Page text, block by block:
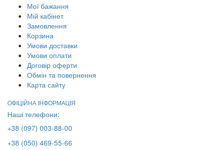
Мої бажання
Мій кабінет
Замовлення
Корзина
Умови доставки
Умови оплати
Договір оферти
Обмін та повернення
Карта сайту
ОФІЦІЙНА ІНФОРМАЦІЯ
Наші телефони:
+38 (097) 003-88-00
+38 (050) 469-55-66